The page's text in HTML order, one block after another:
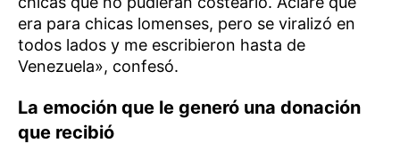
era para chicas lomenses, pero se viralizó en
todos lados y me escribieron hasta de
Venezuela», confesó.
La emoción que le generó una donación
que recibió